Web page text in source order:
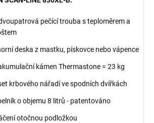
pečící trouba s teploměrem a
deska z mastku, pískovce nebo vápence
kámen Thermastone = 23 kg
krbového nářadí ve spodních dvířkách
o objemu 8 litrů - patentováno
otočnou podložkou